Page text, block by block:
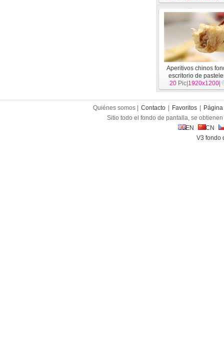
Aperitivos chinos
escritorio de
[Otro]
20 Pic| 1920x1200
Quiénes somos | Contacto Favoritos
Sitio todo el fondo de pantalla, se
EN
CN
V3 fondo